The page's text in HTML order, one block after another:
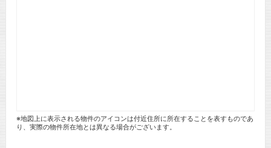
※地図上に表示される物件のアイコンは付近住所に所在することを表すものであ
り、実際の物件所在地とは異なる場合がございます。